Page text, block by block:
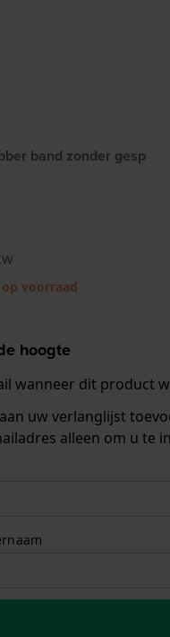
band zonder gesp
voorraad
hoogte
wanneer dit product
uw verlanglijst
alleen om u te